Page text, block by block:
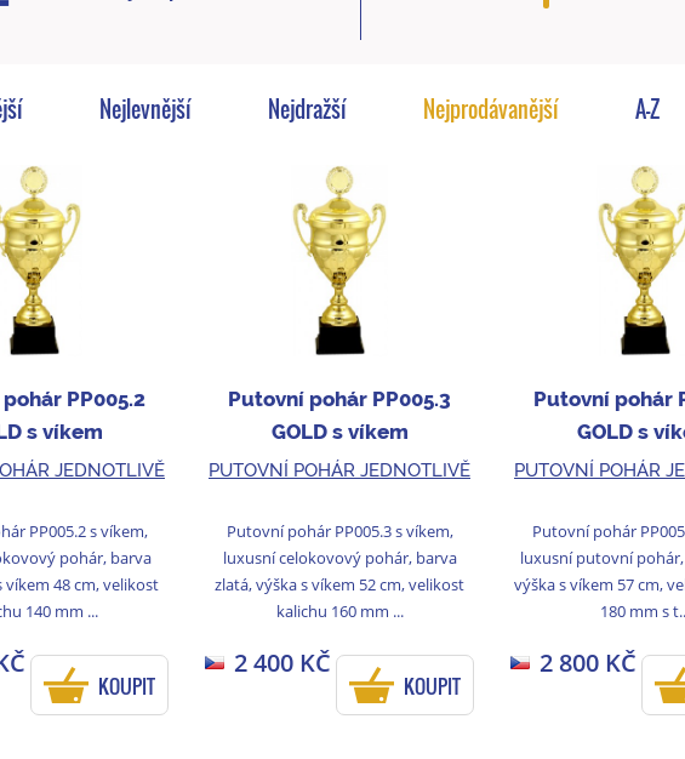
Nejlevnější Nejdražší Nejprodávanější A-Z
PP005.2
s víkem
JEDNOTLIVĚ
PP005.2 s víkem,
pohár, barva
víkem 48 cm, velikost
140 mm ...
KOUPIT
Putovní pohár PP005.3
GOLD s víkem
PUTOVNÍ POHÁR JEDNOTLIVĚ
Putovní pohár PP005.3 s víkem,
luxusní celokovový pohár, barva
zlatá, výška s víkem 52 cm, velikost
kalichu 160 mm ...
2 400 KČ
KOUPIT
Putovní pohár
GOLD s
PUTOVNÍ POHÁR
Putovní pohár
luxusní putovní
výška s víkem 57 cm,
180 mm s
2 800 KČ